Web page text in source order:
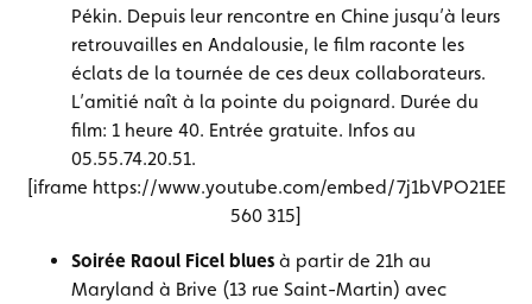
Pékin. Depuis leur rencontre en Chine jusqu’à leurs
retrouvailles en Andalousie, le film raconte les
éclats de la tournée de ces deux collaborateurs.
L’amitié naît à la pointe du poignard. Durée du
film: 1 heure 40. Entrée gratuite. Infos au
05.55.74.20.51.
[iframe https://www.youtube.com/embed/7j1bVPO21EE
560 315]
Soirée Raoul Ficel blues à partir de 21h au
Maryland à Brive (13 rue Saint-Martin) avec